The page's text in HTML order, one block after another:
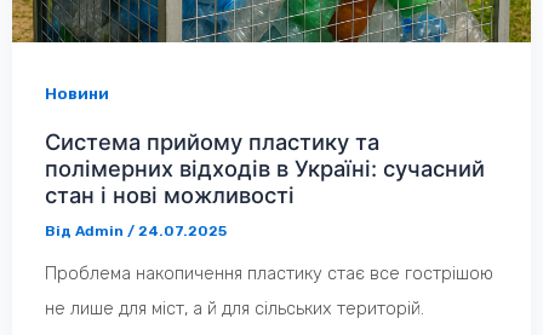
Новини
Система прийому пластику та
полімерних відходів в Україні: сучасний
стан і нові можливості
Від Admin / 24.07.2025
Проблема накопичення пластику стає все гострішою
не лише для міст, а й для сільських територій.